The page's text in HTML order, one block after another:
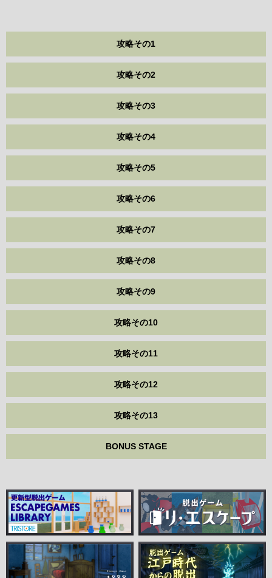
攻略その1
攻略その2
攻略その3
攻略その4
攻略その5
攻略その6
攻略その7
攻略その8
攻略その9
攻略その10
攻略その11
攻略その12
攻略その13
BONUS STAGE